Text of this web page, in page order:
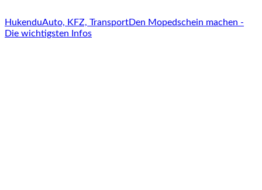
HukenduAuto, KFZ, TransportDen Mopedschein machen -
Die wichtigsten Infos